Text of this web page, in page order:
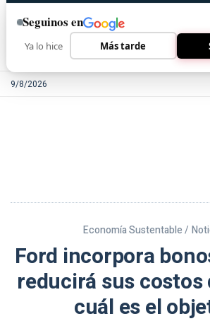
9/8/2026
Economía Sustentable /
Ford incorpora
reducirá sus costos
cuál es el
Seguinos en
Ya lo hice Más tarde